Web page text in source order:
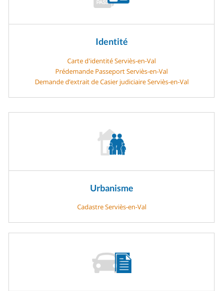
Identité
Carte d'identité Serviès-en-Val
Prédemande Passeport Serviès-en-Val
Demande d’extrait de Casier judiciaire Serviès-en-Val
Urbanisme
Cadastre Serviès-en-Val